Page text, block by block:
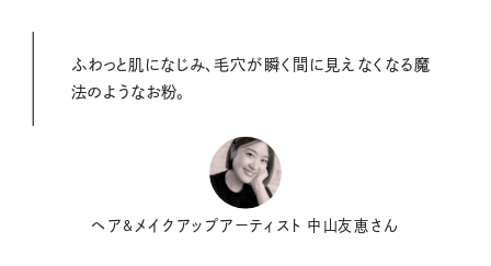
ふわっと肌になじみ、毛穴が瞬く間に見えなくなる魔
法のようなお粉。
ヘア&メイクアップアーティスト 中山友恵さん